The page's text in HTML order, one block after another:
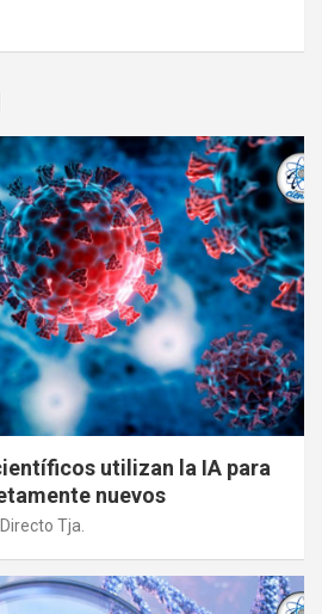
utilizan la IA para
nuevos
Tja.